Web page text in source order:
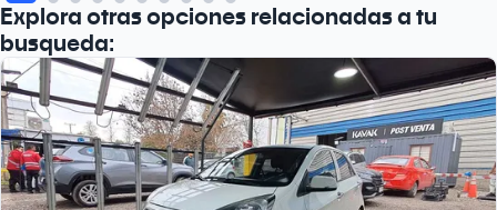
Explora otras opciones relacionadas a tu
busqueda: